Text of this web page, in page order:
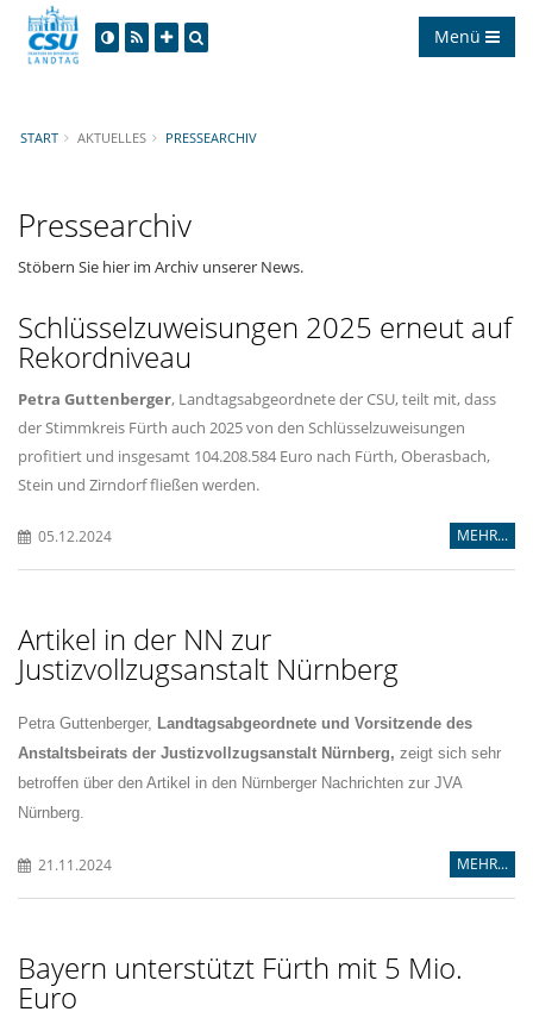
Menü
START AKTUELLES PRESSEARCHIV
Pressearchiv
Stöbern Sie hier im Archiv unserer News.
Schlüsselzuweisungen 2025 erneut auf
Rekordniveau
Petra Guttenberger, Landtagsabgeordnete der CSU, teilt mit, dass
der Stimmkreis Fürth auch 2025 von den Schlüsselzuweisungen
profitiert und insgesamt 104.208.584 Euro nach Fürth, Oberasbach,
Stein und Zirndorf fließen werden.
05.12.2024 MEHR...
Artikel in der NN zur
Justizvollzugsanstalt Nürnberg
Petra Guttenberger, Landtagsabgeordnete und Vorsitzende des
Anstaltsbeirats der Justizvollzugsanstalt Nürnberg, zeigt sich sehr
betroffen über den Artikel in den Nürnberger Nachrichten zur JVA
Nürnberg.
21.11.2024 MEHR...
Bayern unterstützt Fürth mit 5 Mio.
Euro